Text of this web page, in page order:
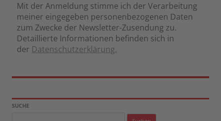
Mit der Anmeldung stimme ich der Verarbeitung
meiner eingegeben personenbezogenen Daten
zum Zwecke der Newsletter-Zusendung zu.
Detaillierte Informationen befinden sich in
der Datenschutzerklärung.
SUCHE